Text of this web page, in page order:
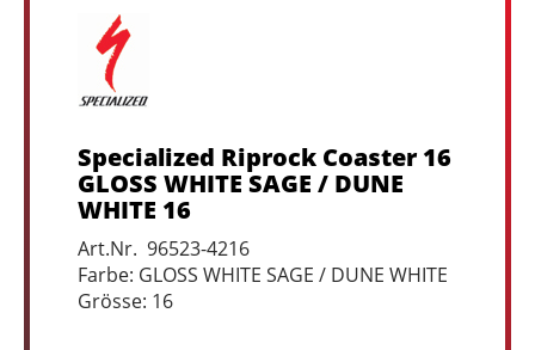
Specialized Riprock Coaster 16
GLOSS WHITE SAGE / DUNE
WHITE 16
Art.Nr. 96523-4216
Farbe: GLOSS WHITE SAGE / DUNE WHITE
Grösse: 16